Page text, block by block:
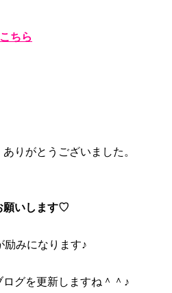
ちら
りがとうございました。
願いします♡
励みになります♪
グを更新しますね＾＾♪